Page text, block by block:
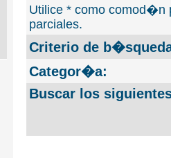
Utilice * como comod�n
parciales.
Criterio de
Categor�a:
Buscar los